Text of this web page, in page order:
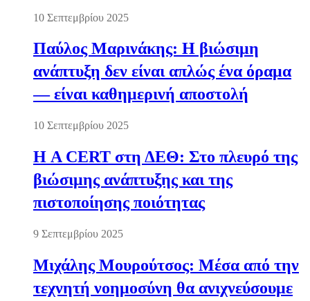
10 Σεπτεμβρίου 2025
Παύλος Μαρινάκης: Η βιώσιμη
ανάπτυξη δεν είναι απλώς ένα όραμα
— είναι καθημερινή αποστολή
10 Σεπτεμβρίου 2025
Η A CERT στη ΔΕΘ: Στο πλευρό της
βιώσιμης ανάπτυξης και της
πιστοποίησης ποιότητας
9 Σεπτεμβρίου 2025
Μιχάλης Μουρούτσος: Μέσα από την
τεχνητή νοημοσύνη θα ανιχνεύσουμε